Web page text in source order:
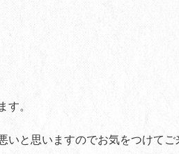
す。
と思いますのでお気をつけてご